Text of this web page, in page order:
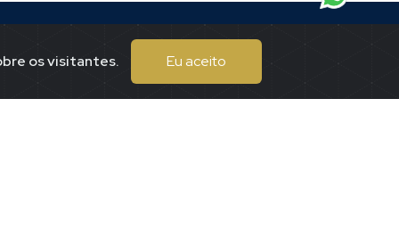
Endereço
Praça Tuiti, 167
os visitantes. Eu aceito